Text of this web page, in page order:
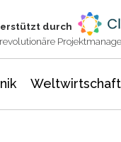
durch
Weltwirtschaft